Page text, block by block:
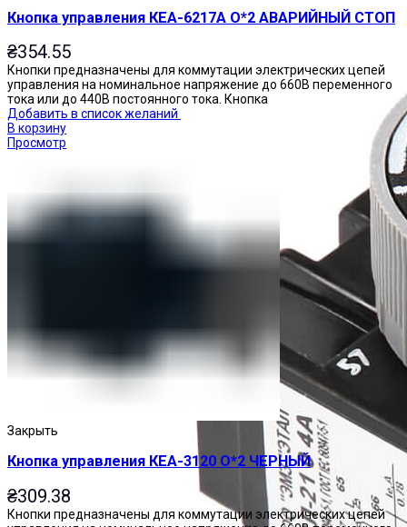
Кнопка управления КЕА-6217А О*2 АВАРИЙНЫЙ СТОП
₴354.55
Кнопки предназначены для коммутации электрических цепей
управления на номинальное напряжение до 660В переменного
тока или до 440В постоянного тока. Кнопка
Добавить в список желаний
В корзину
Просмотр
Закрыть
Кнопка управления КЕА-3120 О*2 ЧЕРНЫЙ
₴309.38
Кнопки предназначены для коммутации электрических цепей